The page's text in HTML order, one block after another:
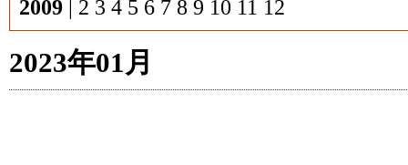
2009 | 2 3 4 5 6 7 8 9 10 11 12
2023年01月